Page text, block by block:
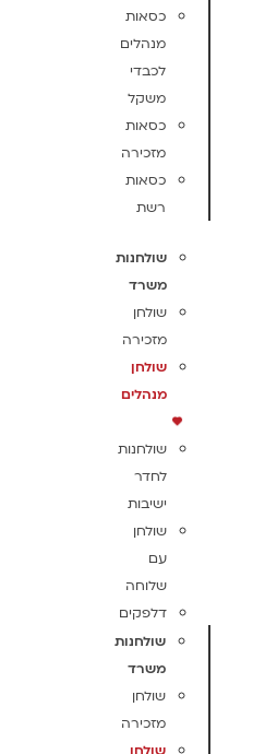
כסאות
מנהלים
לכבדי
משקל
כסאות
מזכירה
כסאות
רשת
שולחנות
משרד
שולחן
מזכירה
שולחן
מנהלים
שולחנות
לחדר
ישיבות
שולחן
עם
שלוחה
דלפקים
שולחנות
משרד
שולחן
מזכירה